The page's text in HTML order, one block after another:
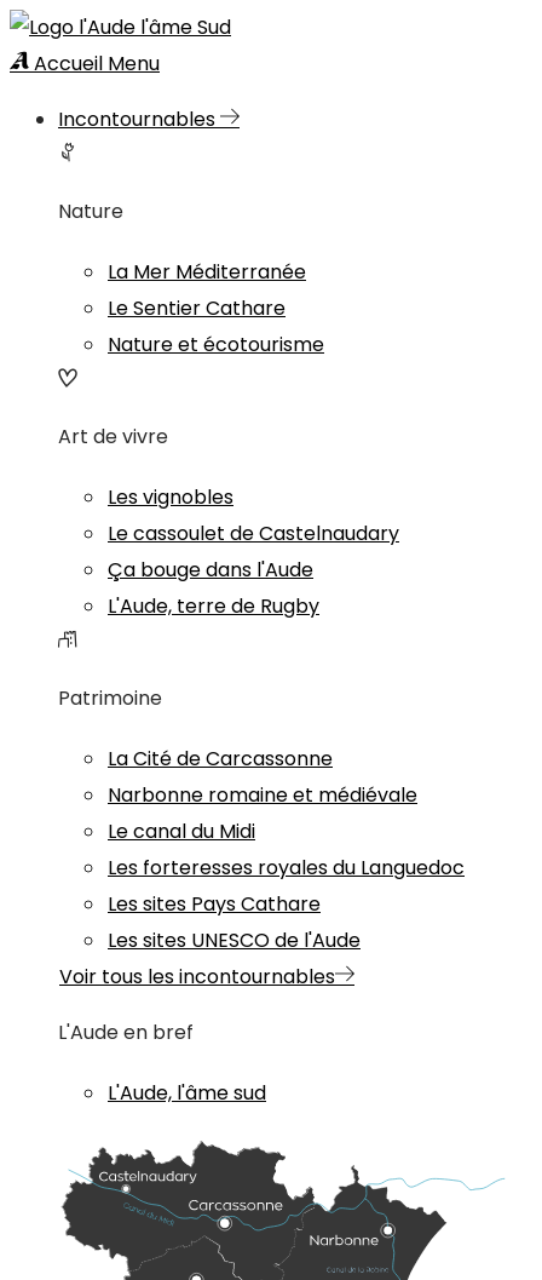
Accueil Menu
Incontournables
Nature
La Mer Méditerranée
Le Sentier Cathare
Nature et écotourisme
Art de vivre
Les vignobles
Le cassoulet de Castelnaudary
Ça bouge dans l'Aude
L'Aude, terre de Rugby
Patrimoine
La Cité de Carcassonne
Narbonne romaine et médiévale
Le canal du Midi
Les forteresses royales du Languedoc
Les sites Pays Cathare
Les sites UNESCO de l'Aude
Voir tous les incontournables
L'Aude en bref
L'Aude, l'âme sud